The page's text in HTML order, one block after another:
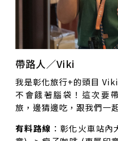
帶路人／Viki
我是彰化旅行+的頭目
不會餓著腦袋！這次要
旅，邊猜邊吃，跟我們一
有料路線 ：彰化火車站